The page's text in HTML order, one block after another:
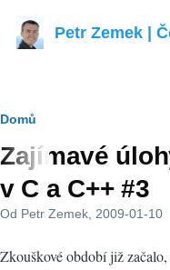
Petr Zemek |
Drobečková
navigace
Domů
Zajímavé
v C a C++ #3
Od Petr Zemek , 2009-01-10
Zkouškové období již